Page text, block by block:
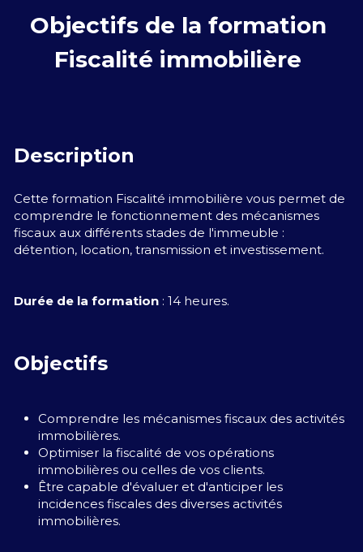
Objectifs de la formation
Fiscalité immobilière
Description
Cette formation Fiscalité immobilière vous permet de
comprendre le fonctionnement des mécanismes
fiscaux aux différents stades de l'immeuble :
détention, location, transmission et investissement.
Durée de la formation : 14 heures.
Objectifs
Comprendre les mécanismes fiscaux des activités
immobilières.
Optimiser la fiscalité de vos opérations
immobilières ou celles de vos clients.
Être capable d'évaluer et d'anticiper les
incidences fiscales des diverses activités
immobilières.